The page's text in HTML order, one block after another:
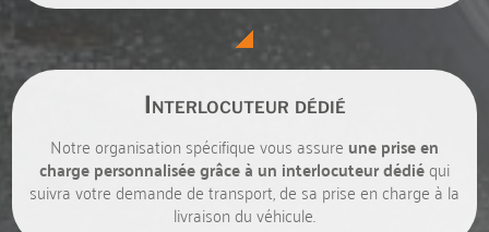
Interlocuteur dédié
Notre organisation spécifique vous assure une prise en
charge personnalisée grâce à un interlocuteur dédiéqui
suivra votre demande de transport, de sa prise en charge à la
livraison du véhicule.